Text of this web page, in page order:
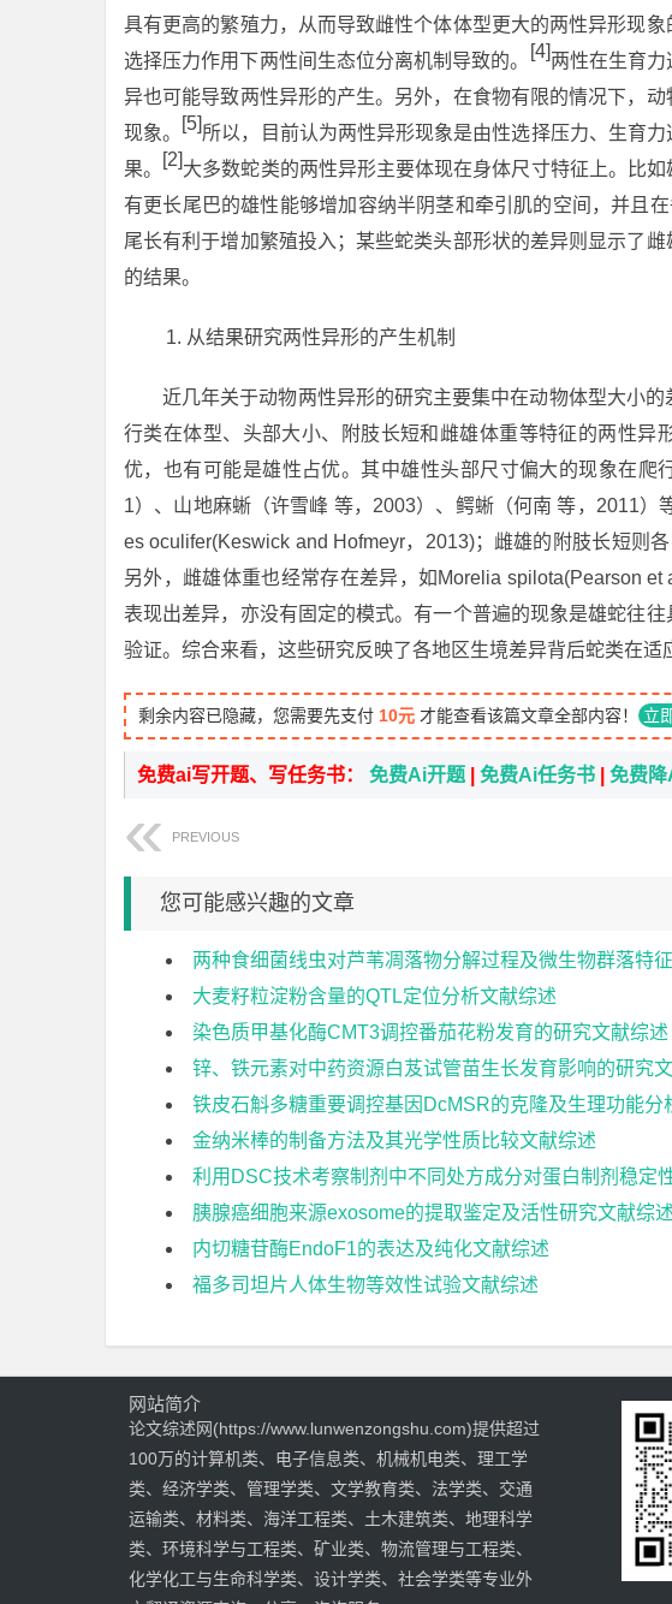
具有更高的繁殖力，从而导致雌性个体体型更大的两性异形现
选择压力作用下两性间生态位分离机制导致的。
[4]两性在生育力
异也可能导致两性异形的产生。另外，在食物有限的情况下，
现象。
[5]所以，目前认为两性异形现象是由性选择压力、生育
果。
[2]大多数蛇类的两性异形主要体现在身体尺寸特征上。比
有更长尾巴的雄性能够增加容纳半阴茎和牵引肌的空间，并且
尾长有利于增加繁殖投入；某些蛇类头部形状的差异则显示了
的结果。
从结果研究两性异形的产生机制
近几年关于动物两性异形的研究主要集中在动物体型大小的
行类在体型、头部大小、附肢长短和雌雄体重等特征的两性异
优，也有可能是雄性占优。其中雄性头部尺寸偏大的现象在爬
1）、山地麻蜥（许雪峰 等，2003）、鳄蜥（何南 等，2011
es oculifer(Keswick and Hofmeyr，2013)；雌雄的附肢长短则
另外，雌雄体重也经常存在差异，如Morelia spilota(Pearson
表现出差异，亦没有固定的模式。有一个普遍的现象是雄蛇往
验证。综合来看，这些研究反映了各地区生境差异背后蛇类在适
剩余内容已隐藏，您需要先支付 10元 才能查看该篇文章全部内容！ 立
免费ai写开题、写任务书： 免费Ai开题 免费Ai任务书 免费降
PREVIOUS
您可能感兴趣的文章
两种食细菌线虫对芦苇凋落物分解过程及微生物群落特
大麦籽粒淀粉含量的QTL定位分析文献综述
染色质甲基化酶CMT3调控番茄花粉发育的研究文献综述
锌、铁元素对中药资源白芨试管苗生长发育影响的研究
铁皮石斛多糖重要调控基因DcMSR的克隆及生理功能分
金纳米棒的制备方法及其光学性质比较文献综述
利用DSC技术考察制剂中不同处方成分对蛋白制剂稳定
胰腺癌细胞来源exosome的提取鉴定及活性研究文献综述
内切糖苷酶EndoF1的表达及纯化文献综述
福多司坦片人体生物等效性试验文献综述
网站简介
论文综述网(https://www.lunwenzongshu.com)提供超过
100万的计算机类、电子信息类、机械机电类、理工学
类、经济学类、管理学类、文学教育类、法学类、交通
运输类、材料类、海洋工程类、土木建筑类、地理科学
类、环境科学与工程类、矿业类、物流管理与工程类、
化学化工与生命科学类、设计学类、社会学类等专业外